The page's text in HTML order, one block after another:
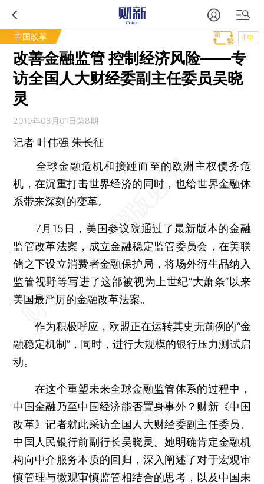
中国改革 T中
改善金融监管 控制经济风险——专
访全国人大财经委副主任委员吴晓
灵
2010年08月01日第8期
记者 叶伟强朱长征
全球金融危机和接踵而至的欧洲主权债务危
机，在沉重打击世界经济的同时，也给世界金融体
系带来深刻的变革。
7月15日，美国参议院通过了最新版本的金融
监管改革法案，成立金融稳定监管委员会，在美联
储之下设立消费者金融保护局，将场外衍生品纳入
监管视野等写进了这部被视为上世纪“大萧条”以来
美国最严厉的金融改革法案。
作为积极呼应，欧盟正在运转其史无前例的“金
融稳定机制”，同时，进行大规模的银行压力测试启
动。
在这个重塑未来全球金融监管体系的过程中，
中国金融乃至中国经济能否置身事外？财新《中国
改革》记者就此采访全国人大财经委副主任委员、
中国人民银行前副行长吴晓灵。她明确肯定金融机
构向中介服务本质的回归，深入阐述了对于宏观审
慎管理与微观审慎监管相结合的思考，以及中国未